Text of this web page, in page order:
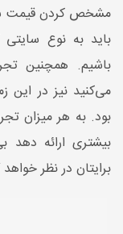
مشخص کردن قیمت
باید به نوع
باشیم. همچنین
می‌کنید نیز در این
بود. به هر میزان
بیشتری ارائه
برایتان در نظر